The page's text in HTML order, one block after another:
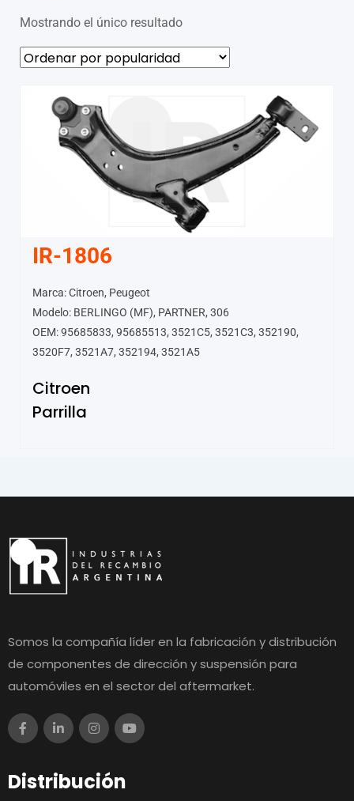
Mostrando el único resultado
IR-1806
Marca: Citroen, Peugeot
Modelo: BERLINGO (MF), PARTNER, 306
OEM: 95685833, 95685513, 3521C5, 3521C3, 352190,
3520F7, 3521A7, 352194, 3521A5
Citroen
Parrilla
Somos la compañía líder en la fabricación y distribución
de componentes de dirección y suspensión para
automóviles en el sector del aftermarket.
Distribución